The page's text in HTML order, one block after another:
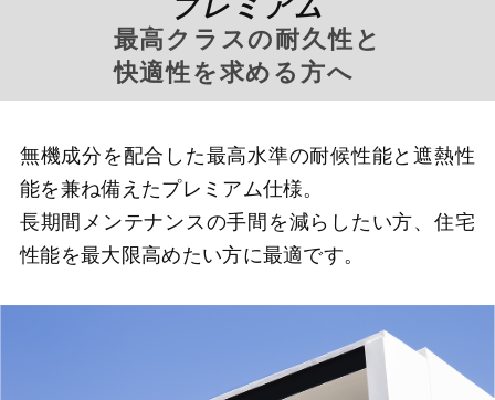
プレミアム
最高クラスの耐久性と
快適性を求める方へ
無機成分を配合した最高水準の耐候性能と遮熱性
能を兼ね備えたプレミアム仕様。
長期間メンテナンスの手間を減らしたい方、住宅
性能を最大限高めたい方に最適です。